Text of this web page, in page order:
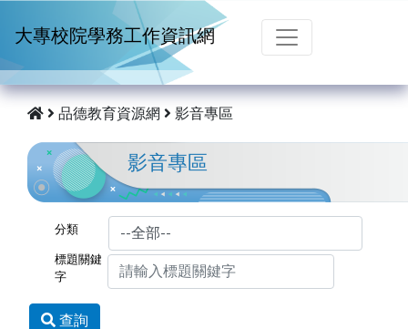
大專校院學務工作資訊網
品德教育資源網 影音專區
影音專區
分類
標題關鍵
字
查詢